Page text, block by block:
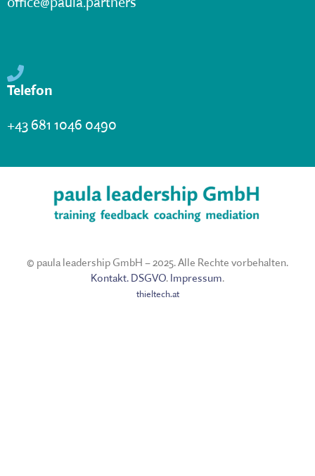
Telefon
+43 681 1046 0490
© paula leadership GmbH – 2025. Alle Rechte vorbehalten.
Kontakt. DSGVO. Impressum.
thieltech.at